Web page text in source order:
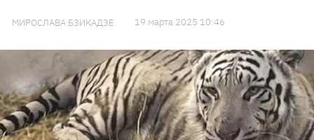
МИРОСЛАВА БЗИКАДЗЕ 19 марта 2025 10:46